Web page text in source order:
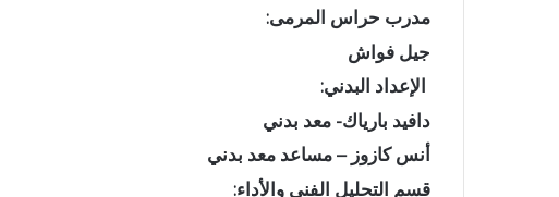
مدرب حراس المرمى:
جيل فواش
الإعداد البدني:
دافيد بارياك- معد بدني
أنس كازوز – مساعد معد بدني
قسم التحليل الفني والأداء: